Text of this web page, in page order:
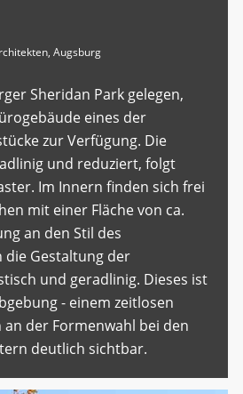
Augsburg
Sheridan Park gelegen,
eines der
zur Verfügung. Die
und reduziert, folgt
Im Innern finden sich frei
mit einer Fläche von ca.
an den Stil des
die Gestaltung der
und geradlinig. Dieses ist
- einem zeitlosen
an der Formenwahl bei den
deutlich sichtbar.